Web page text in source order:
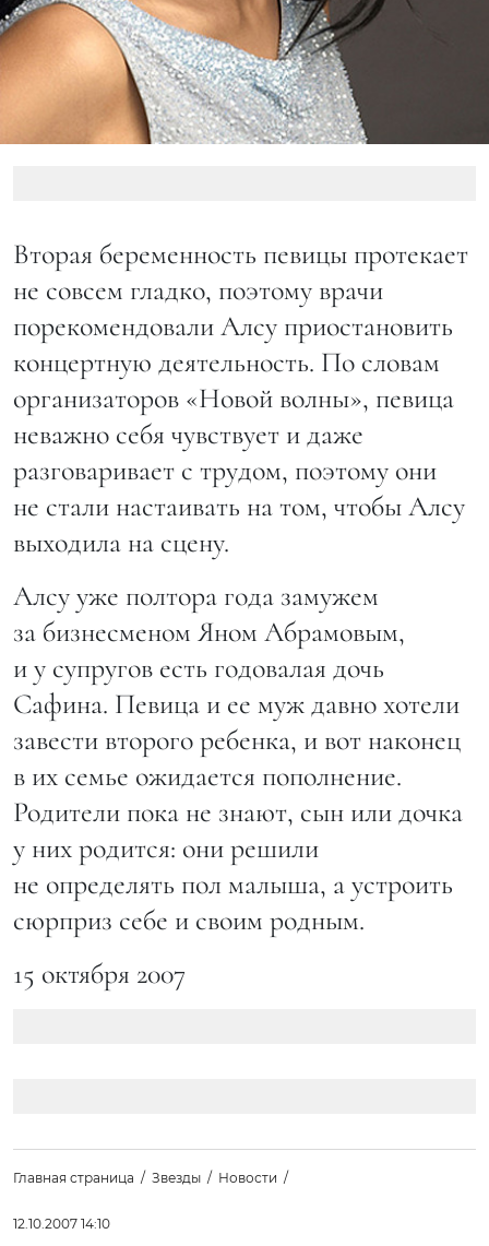
Вторая беременность певицы протекает
не совсем гладко, поэтому врачи
порекомендовали Алсу приостановить
концертную деятельность. По словам
организаторов «Новой волны», певица
неважно себя чувствует и даже
разговаривает с трудом, поэтому они
не стали настаивать на том, чтобы Алсу
выходила на сцену.
Алсу уже полтора года замужем
за бизнесменом Яном Абрамовым,
и у супругов есть годовалая дочь
Сафина. Певица и ее муж давно хотели
завести второго ребенка, и вот наконец
в их семье ожидается пополнение.
Родители пока не знают, сын или дочка
у них родится: они решили
не определять пол малыша, а устроить
сюрприз себе и своим родным.
15 октября 2007
Главная страница Звезды Новости
12.10.2007 14:10